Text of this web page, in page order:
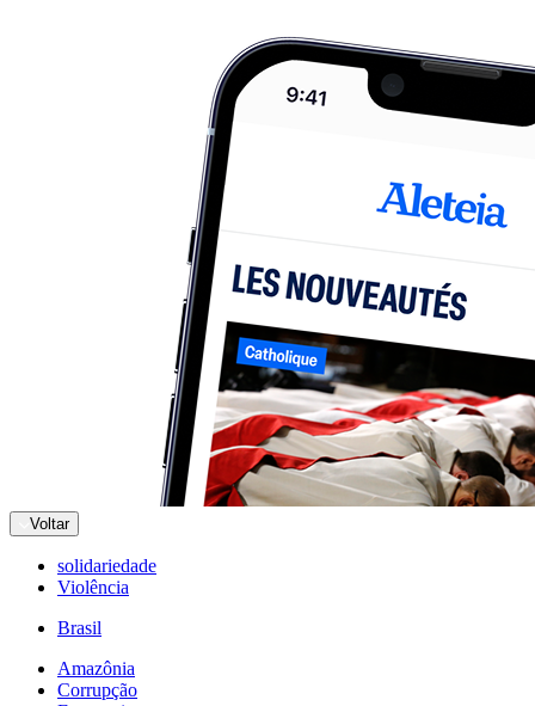
Voltar
solidariedade
Violência
Brasil
Amazônia
Corrupção